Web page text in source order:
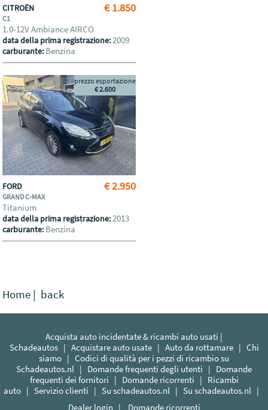
€ 1.850
CITROËN
C1
1.0-12V Ambiance AIRCO
data della prima registrazione:2009
carburante: Benzina
€ 2.950
prezzo esportazione
€ 2.600
FORD
GRAND C-MAX
Titanium
data della prima registrazione:2013
carburante: Benzina
Home | back
Acquista auto incidentate & ricambi auto usati |
Schadeautos| Acquistare auto usate| Auto da rottamare| Chi
siamo | Codici di qualità per i pezzi di ricambio su
Schadeautos.nl | Domande frequenti degli utenti | Domande
frequenti dei fornitori | Domande ricorrenti | Ricambi
auto | Servizio clienti | Su schadeautos.nl | Su schadeautos.nl |
Dealer login | Domande ricorrenti